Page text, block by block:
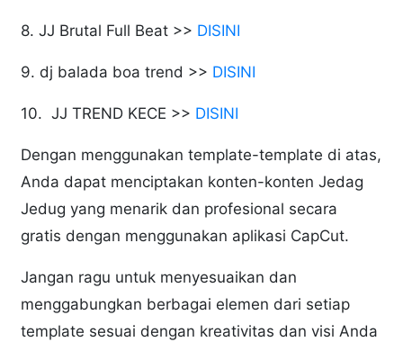
8. JJ Brutal Full Beat >> DISINI
9. dj balada boa trend >> DISINI
10. JJ TREND KECE >> DISINI
Dengan menggunakan template-template di atas,
Anda dapat menciptakan konten-konten Jedag
Jedug yang menarik dan profesional secara
gratis dengan menggunakan aplikasi CapCut.
Jangan ragu untuk menyesuaikan dan
menggabungkan berbagai elemen dari setiap
template sesuai dengan kreativitas dan visi Anda